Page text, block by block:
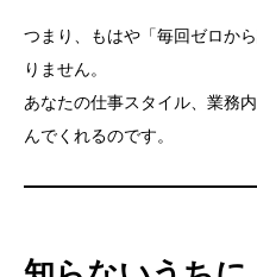
つまり、もはや「毎回ゼロか
りません。
あなたの仕事スタイル、業務
んでくれるのです。